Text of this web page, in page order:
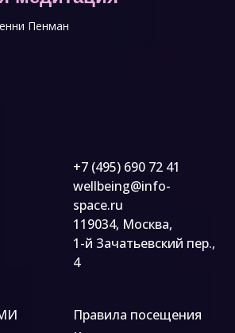
Пенман
+7 (495) 690 72 41
wellbeing@info-
space.ru
119034, Москва,
1-й Зачатьевский пер.,
4
Правила посещения